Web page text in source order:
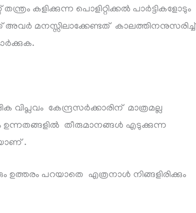
കളിക്കുന്ന പൊളിറ്റിക്കൽ പാർട്ടികളോടും
മനസ്സിലാക്കേണ്ടത് കാലത്തിനനുസരിച്ച്
കേന്ദ്രസർക്കാരിന് മാത്രമല്ല
ഉന്നതങ്ങളിൽ തീരുമാനങ്ങൾ എടുക്കുന്ന
.
പറയാതെ എത്രനാൾ നിങ്ങളിരിക്കും